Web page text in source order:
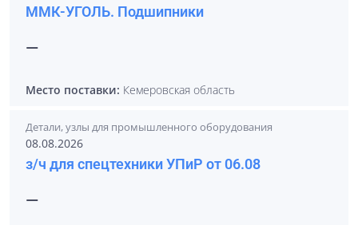
ММК-УГОЛЬ. Подшипники
—
Место поставки: Кемеровская область
Детали, узлы для промышленного оборудования
08.08.2026
з/ч для спецтехники УПиР от 06.08
—